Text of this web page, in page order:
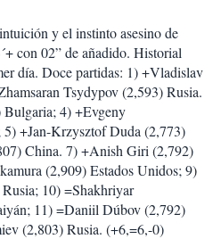
y el instinto asesino de
con 02” de añadido. Historial
día. Doce partidas: 1) +Vladislav
Tsydypov (2,593) Rusia.
4) +Evgeny
+Jan-Krzysztof Duda (2,773)
China. 7) +Anish Giri (2,792)
(2,909) Estados Unidos; 9)
10) =Shakhriyar
11) =Daniil Dúbov (2,792)
(2,803) Rusia. (+6,=6,-0)